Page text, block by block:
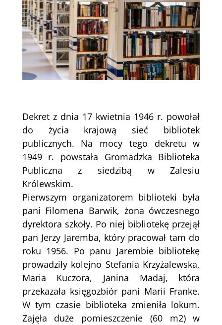
Dekret z dnia 17 kwietnia 1946 r. powołał
do życia krajową sieć bibliotek
publicznych. Na mocy tego dekretu w
1949 r. powstała Gromadzka Biblioteka
Publiczna z siedzibą w Zalesiu
Królewskim.
Pierwszym organizatorem biblioteki była
pani Filomena Barwik, żona ówczesnego
dyrektora szkoły. Po niej bibliotekę przejął
pan Jerzy Jaremba, który pracował tam do
roku 1956. Po panu Jarembie bibliotekę
prowadziły kolejno Stefania Krzyżalewska,
Maria Kuczora, Janina Madaj, która
przekazała księgozbiór pani Marii Franke.
W tym czasie biblioteka zmieniła lokum.
Zajęła duże pomieszczenie (60 m2) w